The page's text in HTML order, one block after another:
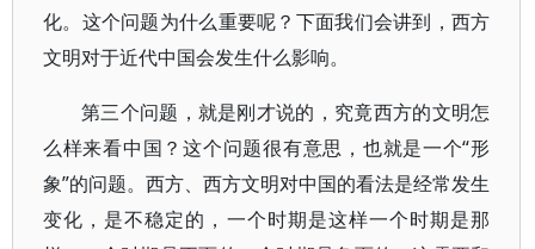
化。这个问题为什么重要呢？下面我们会讲到，西方
文明对于近代中国会发生什么影响。
第三个问题，就是刚才说的，究竟西方的文明怎
么样来看中国？这个问题很有意思，也就是一个“形
象”的问题。西方、西方文明对中国的看法是经常发生
变化，是不稳定的，一个时期是这样一个时期是那